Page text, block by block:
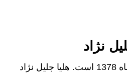
نژاد
هلیا متولد دوازدهم دی ماه 1378 است. هلیا جلیل نژاد